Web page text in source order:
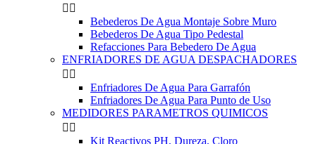
 
Bebederos De Agua Montaje Sobre Muro
Bebederos De Agua Tipo Pedestal
Refacciones Para Bebedero De Agua
ENFRIADORES DE AGUA DESPACHADORES
 
Enfriadores De Agua Para Garrafón
Enfriadores De Agua Para Punto de Uso
MEDIDORES PARAMETROS QUIMICOS
 
Kit Reactivos PH, Dureza, Cloro